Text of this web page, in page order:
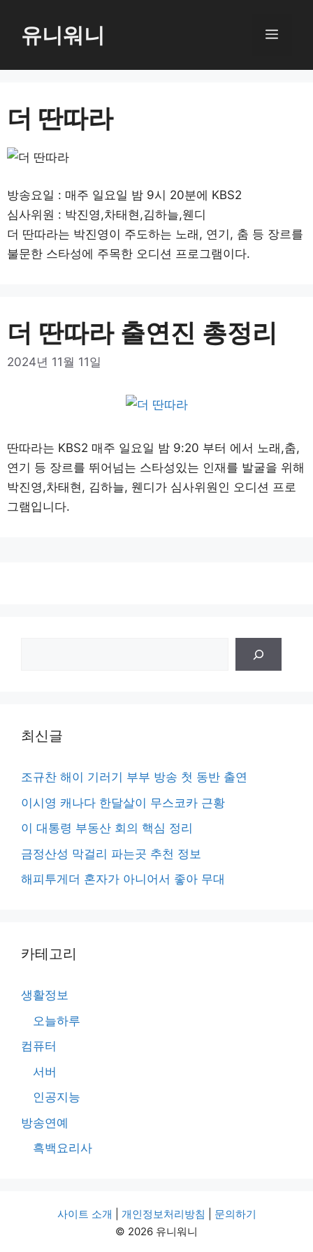
로
너
뛰
기
유니워니 메
더 딴따라
방송요일 : 매주 일요일 밤 9시 20분에 KBS2
심사위원 : 박진영,차태현,김하늘,웬디
더 딴따라는 박진영이 주도하는 노래, 연기, 춤 등 장르를
불문한 스타성에 주목한 오디션 프로그램이다.
더 딴따라 출연진 총정리
2024년 11월 11일
딴따라는 KBS2 매주 일요일 밤 9:20 부터 에서 노래,춤,
연기 등 장르를 뛰어넘는 스타성있는 인재를 발굴을 위해
박진영,차태현, 김하늘, 웬디가 심사위원인 오디션 프로
그램입니다.
최신글
조규찬 해이 기러기 부부 방송 첫 동반 출연
이시영 캐나다 한달살이 무스코카 근황
이 대통령 부동산 회의 핵심 정리
금정산성 막걸리 파는곳 추천 정보
해피투게더 혼자가 아니어서 좋아 무대
카테고리
생활정보
오늘하루
컴퓨터
서버
인공지능
방송연예
흑백요리사
사이트 소개 개인정보처리방침
문의하기
© 2026 유니워니